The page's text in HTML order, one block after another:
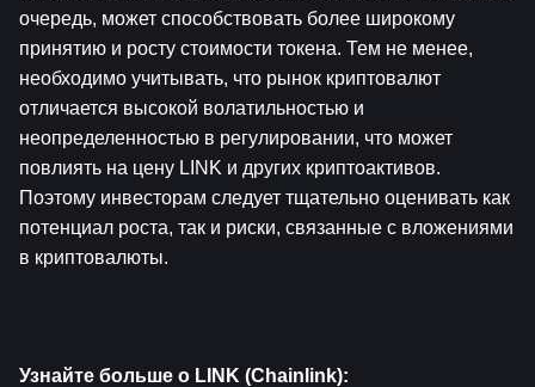
очередь, может способствовать более широкому
принятию и росту стоимости токена. Тем не менее,
необходимо учитывать, что рынок криптовалют
отличается высокой волатильностью и
неопределенностью в регулировании, что может
повлиять на цену LINK и других криптоактивов.
Поэтому инвесторам следует тщательно оценивать как
потенциал роста, так и риски, связанные с вложениями
в криптовалюты.
Узнайте больше о LINK (Chainlink):